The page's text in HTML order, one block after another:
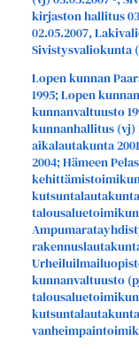
kirjaston hallitus
02.05.2007,
Sivistysvaliokunta
Lopen kunnan
1995; Lopen
kunnanvaltuusto
kunnanhallitus (vj)
aikalautakunta
2004; Hämeen
kunnanvaltuusto